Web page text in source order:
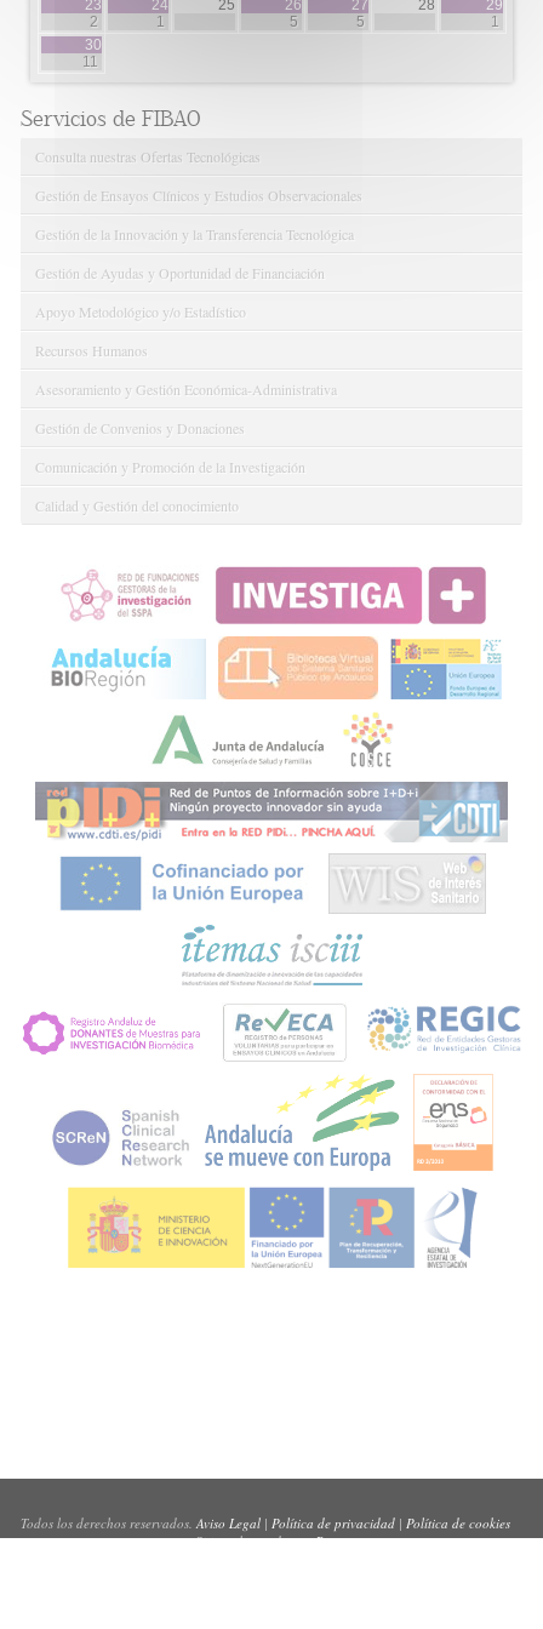
23
2
24
1
25
26
5
27
5
28
29
1
30
11
Servicios de FIBAO
Consulta nuestras Ofertas Tecnológicas
Gestión de Ensayos Clínicos y Estudios Observacionales
Gestión de la Innovación y la Transferencia Tecnológica
Gestión de Ayudas y Oportunidad de Financiación
Apoyo Metodológico y/o Estadístico
Recursos Humanos
Asesoramiento y Gestión Económica-Administrativa
Gestión de Convenios y Donaciones
Comunicación y Promoción de la Investigación
Calidad y Gestión del conocimiento
Todos los derechos reservados.Aviso Legal| Política de privacidad| Política de cookies
Sitio web creado porPynso